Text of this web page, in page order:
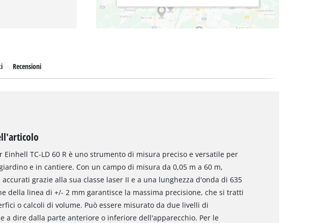
Recensioni
Einhell TC-LD 60 R è uno strumento di misura preciso e versatile per
e in cantiere. Con un campo di misura da 0,05 m a 60 m,
grazie alla sua classe laser II e a una lunghezza d'onda di 635
della linea di +/- 2 mm garantisce la massima precisione, che si tratti
o calcoli di volume. Può essere misurato da due livelli di
a dire dalla parte anteriore o inferiore dell'apparecchio. Per le